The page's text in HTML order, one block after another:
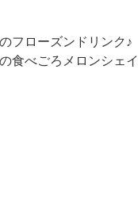
フローズンドリンク♪
食べごろメロンシェ